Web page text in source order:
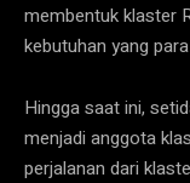
membentuk klaster
kebutuhan yang
Hingga saat ini,
menjadi anggota
perjalanan dari